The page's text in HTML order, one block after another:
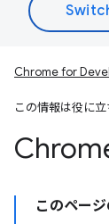
Chrome for
この情報は役に
このペー